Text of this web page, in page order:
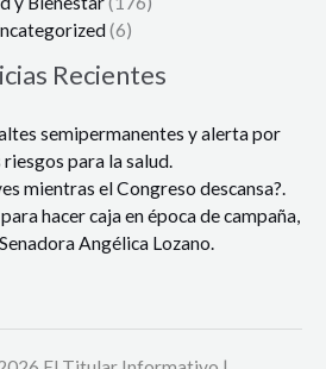
(6)
Recientes
semipermanentes y alerta por
para la salud.
mientras el Congreso descansa?.
hacer caja en época de campaña,
Angélica Lozano.